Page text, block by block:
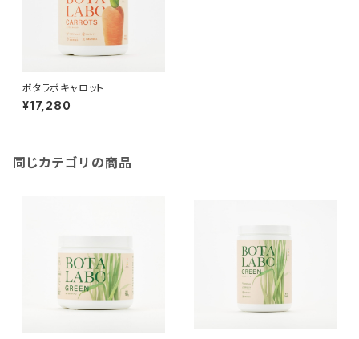
ボタラボキャロット
¥17,280
同じカテゴリの商品